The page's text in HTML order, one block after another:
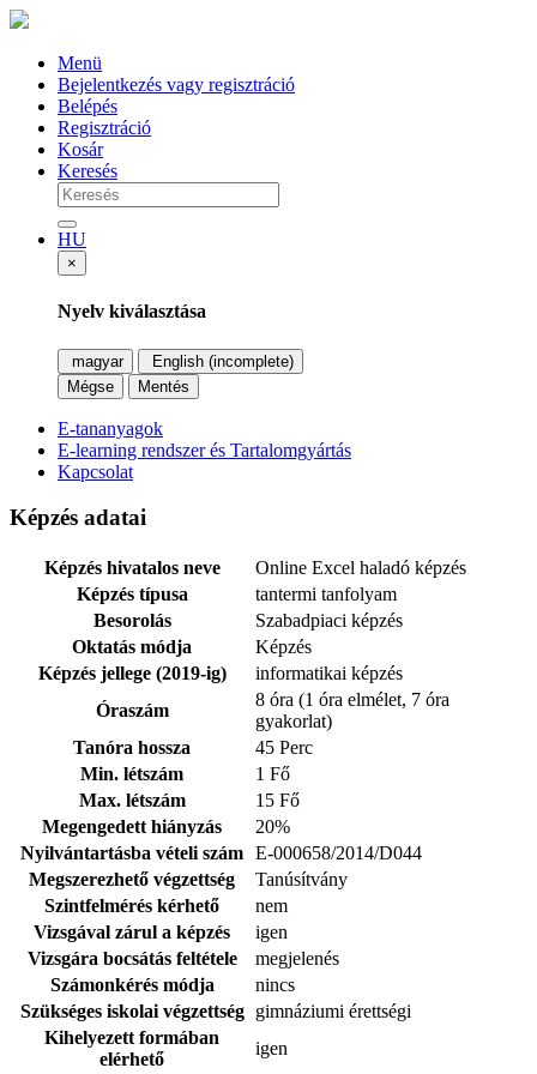
Menü
Bejelentkezés vagy regisztráció
Belépés
Regisztráció
Kosár
Keresés
HU
×
Nyelv kiválasztása
magyar
English (incomplete)
Mégse
Mentés
E-tananyagok
E-learning rendszer és Tartalomgyártás
Kapcsolat
Képzés adatai
Képzés hivatalos neve
Online Excel haladó képzés
Képzés típusa
tantermi tanfolyam
Besorolás
Szabadpiaci képzés
Oktatás módja
Képzés
Képzés jellege (2019-ig)
informatikai képzés
Óraszám
8 óra (1 óra elmélet, 7 óra
gyakorlat)
Tanóra hossza
45 Perc
Min. létszám
1 Fő
Max. létszám
15 Fő
Megengedett hiányzás
20%
Nyilvántartásba vételi szám E-000658/2014/D044
Megszerezhető végzettség
Tanúsítvány
Szintfelmérés kérhető
nem
Vizsgával zárul a képzés
igen
Vizsgára bocsátás feltétele
megjelenés
Számonkérés módja
nincs
Szükséges iskolai végzettség
gimnáziumi érettségi
Kihelyezett formában
elérhető
igen